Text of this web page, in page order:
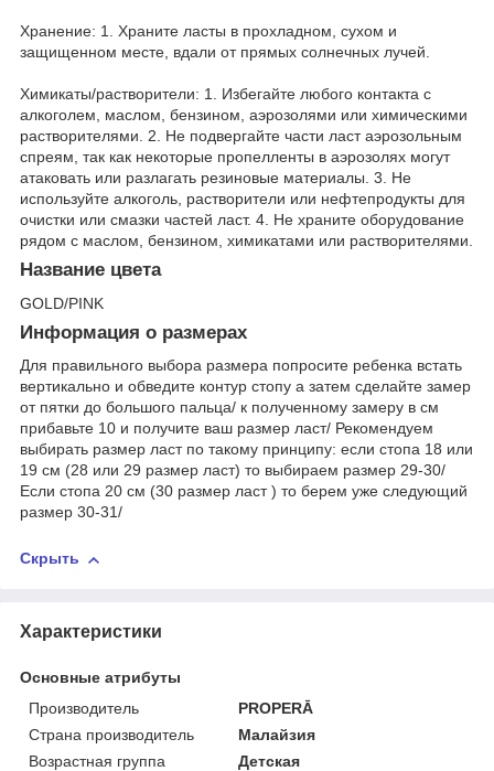
Хранение: 1. Храните ласты в прохладном, сухом и
защищенном месте, вдали от прямых солнечных лучей.
Химикаты/растворители: 1. Избегайте любого контакта с
алкоголем, маслом, бензином, аэрозолями или химическими
растворителями. 2. Не подвергайте части ласт аэрозольным
спреям, так как некоторые пропелленты в аэрозолях могут
атаковать или разлагать резиновые материалы. 3. Не
используйте алкоголь, растворители или нефтепродукты для
очистки или смазки частей ласт. 4. Не храните оборудование
рядом с маслом, бензином, химикатами или растворителями.
Название цвета
GOLD/PINK
Информация о размерах
Для правильного выбора размера попросите ребенка встать
вертикально и обведите контур стопу а затем сделайте замер
от пятки до большого пальца/ к полученному замеру в см
прибавьте 10 и получите ваш размер ласт/ Рекомендуем
выбирать размер ласт по такому принципу: если стопа 18 или
19 см (28 или 29 размер ласт) то выбираем размер 29-30/
Если стопа 20 см (30 размер ласт ) то берем уже следующий
размер 30-31/
Скрыть
Характеристики
Основные атрибуты
Производитель
PROPERĀ
Страна производитель
Малайзия
Возрастная группа
Детская